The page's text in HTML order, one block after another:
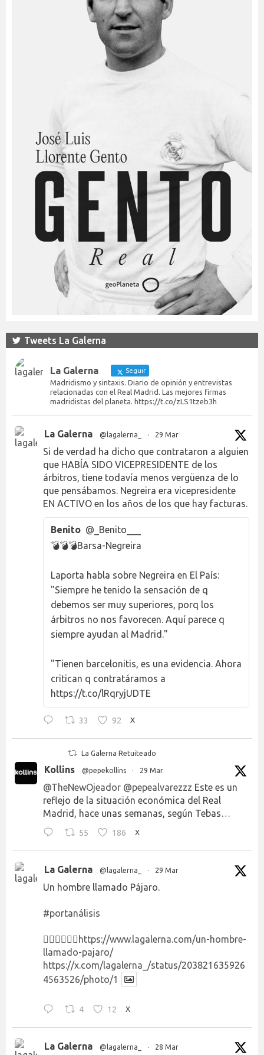
Tweets La Galerna
La Galerna Seguir
Madridismo y sintaxis. Diario de opinión y entrevistas
relacionadas con el Real Madrid. Las mejores firmas
madridistas del planeta. https://t.co/zLS1tzeb3h
La Galerna @lagalerna_ · 29 Mar
Si de verdad ha dicho que contrataron a alguien
que HABÍA SIDO VICEPRESIDENTE de los
árbitros, tiene todavía menos vergüenza de lo
que pensábamos. Negreira era vicepresidente
EN ACTIVO en los años de los que hay facturas.
Benito @_Benito___
💣💣💣Barsa-Negreira
Laporta habla sobre Negreira en El País:
"Siempre he tenido la sensación de q
debemos ser muy superiores, porq los
árbitros no nos favorecen. Aquí parece q
siempre ayudan al Madrid."
"Tienen barcelonitis, es una evidencia. Ahora
critican q contratáramos a
https://t.co/lRqryjUDTE
33 92 X
La Galerna Retuiteado
Kollins @pepekollins · 29 Mar
@TheNewOjeador @pepealvarezzz Este es un
reflejo de la situación económica del Real
Madrid, hace unas semanas, según Tebas…
55 186 X
La Galerna @lagalerna_ · 29 Mar
Un hombre llamado Pájaro.
#portanálisis
👉🏻👉🏻👉🏻 https://www.lagalerna.com/un-hombre-
llamado-pajaro/
https://x.com/lagalerna_/status/203821635926
4563526/photo/1
4 12 X
La Galerna @lagalerna_ · 28 Mar